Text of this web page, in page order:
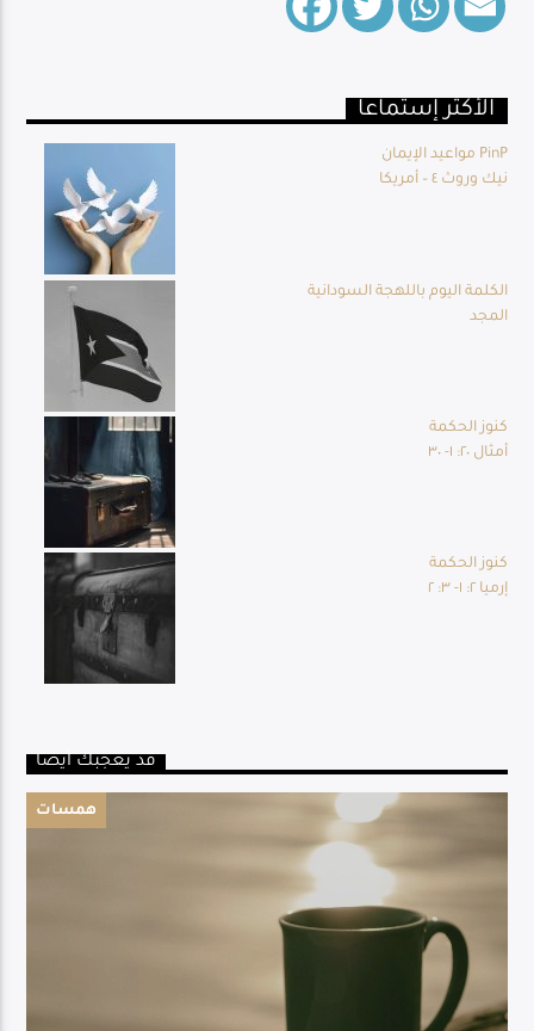
الأكثر إستماعا
مواعيد الإيمان PinP
نيك وروث ٤ – أمريكا
الكلمة اليوم باللهجة السودانية
المجد
كنوز الحكمة
أمثال ٢٠: ١- ٣٠
كنوز الحكمة
إرميا ٢: ١- ٣: ٢
قد يعجبك أيضا
همسات